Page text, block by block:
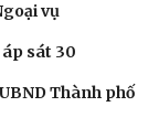
vụ
sát 30
Thành phố